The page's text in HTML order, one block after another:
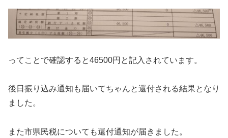
ってことで確認すると46500円と記入されています。
後日振り込み通知も届いてちゃんと還付される結果となり
ました。
また市県民税についても還付通知が届きました。